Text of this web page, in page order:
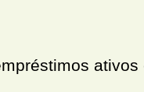
ativos